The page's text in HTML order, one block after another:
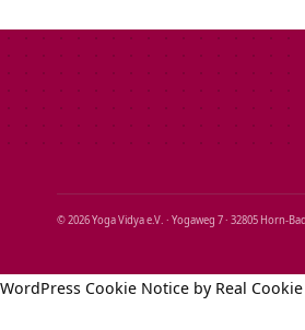
© 2026 Yoga Vidya e.V. · Yogaweg 7 · 32805
WordPress Cookie Notice by Real